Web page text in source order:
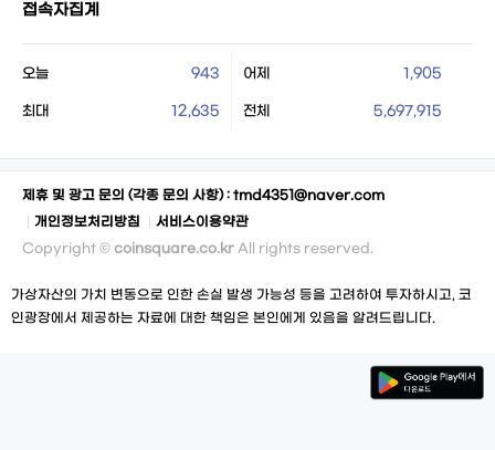
접속자집계
오늘 943 어제 1,905
최대 12,635 전체 5,697,915
제휴 및 광고 문의 (각종 문의 사항) : tmd4351@naver.com
개인정보처리방침
서비스이용약관
Copyright © coinsquare.co.kr All rights reserved.
가상자산의 가치 변동으로 인한 손실 발생 가능성 등을 고려하여 투자하시고, 코
인광장에서 제공하는 자료에 대한 책임은 본인에게 있음을 알려드립니다.